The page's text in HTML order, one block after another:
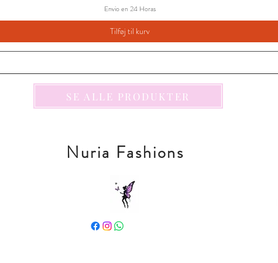
Envio en 24 Horas
Tilføj til kurv
SE ALLE PRODUKTER
Nuria Fashions